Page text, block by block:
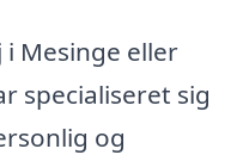
Mesinge eller
specialiseret sig
og